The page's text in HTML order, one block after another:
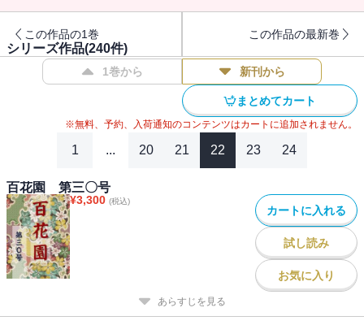
能史研究家で神田神保町の古書店「いにしえ文庫」店主である岡田
則夫氏所蔵の全240号を１ページずつ写真撮影してデジタル化しまし
た。現在では入手困難な「百花園」を、手元で読むことができま
す。高画質なので、文字やルビを拡大して見ることも可能です。明
治時代の舌耕文芸の全貌が見渡せ、当時の風俗や話し言葉を知るた
めの資料としても貴重です。（古書を元に制作した電子書籍ですの
で、その状態により一部読みにくい箇所がございます。予めご了承
この作品の1巻 この作品の最新巻
シリーズ作品(240件)
1巻から 新刊から
まとめてカート
※無料、予約、入荷通知のコンテンツはカートに追加されません。
1 ... 20 21 22 23 24
百花園 第三〇号
¥3,300 (税込)
カートに入れる
試し読み
お気に入り
あらすじを見る